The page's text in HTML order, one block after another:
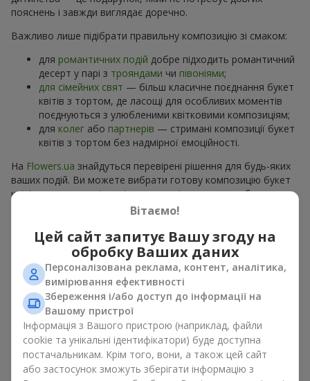
пояснень і завжди виглядає доречно.
Важливо лише підібрати правильну композицію зі смаком:
для романтичних подій добре підходить романтичний
десерт у парі з трояндами чи півоніями;
для сімейних свят — більш класичне поєднання букет
квітів з тортом, де ласощі для особливих моментів
поєднуються з улюбленими квітковими композиціям;
для колег або партнерів — стримані композиції букет
квітів з тортом без надмірної емоційності.
На Flowers.ua знайдуться перевірені рішення для будь-яких
ваших подій. Ви можете вибрати готову композицію букет
квітів з тортом з відповідного розділу каталогу або
замовити окремо солодкий дарунок і вподобані квіти.
Торти з живими квітами —
краса та смак в одному
подарунку
Торти з живими квітами – це сучасне поєднання
флористики та гастрономічної естетики. Ексклюзивний
десерт в поєднанні звишуканим букетомвиглядає ефектно,
стильно й підкреслює особливість події, якдень
Вітаємо!
Цей сайт запитує Вашу згоду на
обробку Ваших даних
Персоналізована реклама, контент, аналітика,
вимірювання ефективності
Збереження і/або доступ до інформації на
Вашому пристрої
Інформація з Вашого пристрою (наприклад, файли
cookie та унікальні ідентифікатори) буде доступна
постачальникам. Крім того, вони, а також цей сайт
або застосунок зможуть зберігати інформацію з